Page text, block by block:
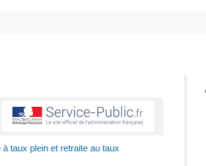
à taux plein et retraite au taux